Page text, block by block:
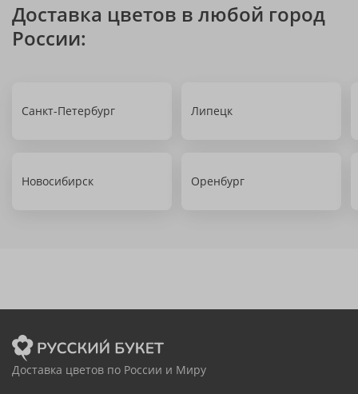
Доставка цветов в любой город
России:
Санкт-Петербург Липецк
Новосибирск Оренбург
Доставка цветов по России и Миру